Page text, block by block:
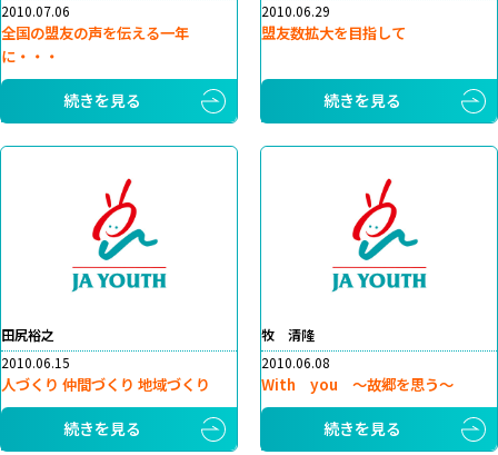
2010.07.06
全国の盟友の声を伝える一年
に・・・
続きを見る
2010.06.29
盟友数拡大を目指して
続きを見る
田尻裕之
2010.06.15
人づくり 仲間づくり 地域づくり
続きを見る
牧 清隆
2010.06.08
With you ～故郷を思う～
続きを見る